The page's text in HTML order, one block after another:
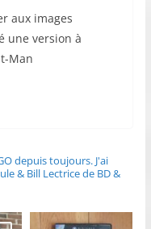
aux images
une version à
Man
depuis toujours.J'ai
& Bill Lectrice de BD &